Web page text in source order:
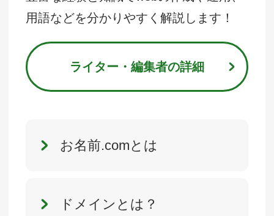
用語などを分かりやすく解説します！
ライター・編集者の詳細
お名前.comとは
ドメインとは？